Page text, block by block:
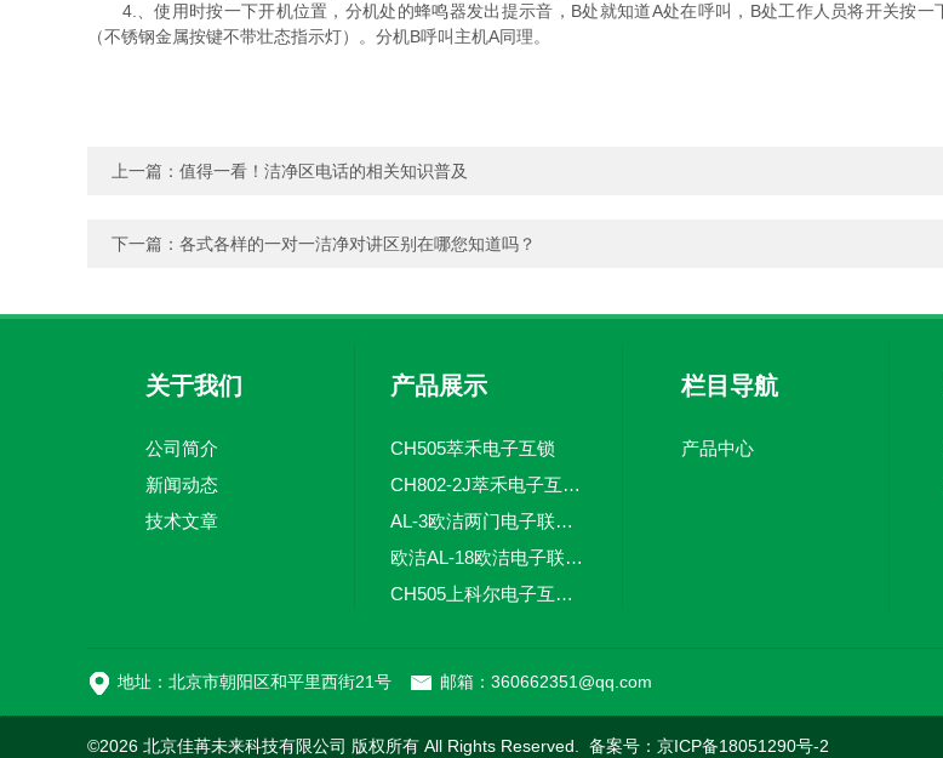
4.、使用时按一下开机位置，分机处的蜂鸣器发出提示音，B处就知道A处在呼叫，B处工作人员将开关按一
（不锈钢金属按键不带壮态指示灯）。分机B呼叫主机A同理。
上一篇： 值得一看！洁净区电话的相关知识普及
下一篇： 各式各样的一对一洁净对讲区别在哪您知道吗？
关于我们
公司简介
新闻动态
技术文章
产品展示
CH505萃禾电子互锁
CH802-2J萃禾电子互锁 空气锁系统 电子连锁
AL-3欧洁两门电子联锁互锁空气锁系统洁净室互锁
欧洁AL-18欧洁电子联锁互锁空气锁系统两门 电话机
CH505上科尔电子互锁萃禾电子联锁互锁空气锁系统
栏目导航
产品中心
地址：北京市朝阳区和平里西街21号 邮箱：360662351@qq.com
©2026 北京佳苒未来科技有限公司 版权所有 All Rights Reserved. 备案号： 京ICP备18051290号-2